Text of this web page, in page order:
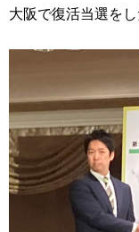
大阪で復活当選を